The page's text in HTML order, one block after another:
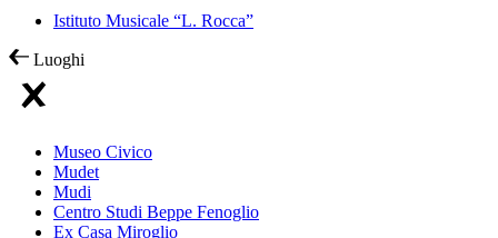
Istituto Musicale “L. Rocca”
Luoghi
Museo Civico
Mudet
Mudi
Centro Studi Beppe Fenoglio
Ex Casa Miroglio